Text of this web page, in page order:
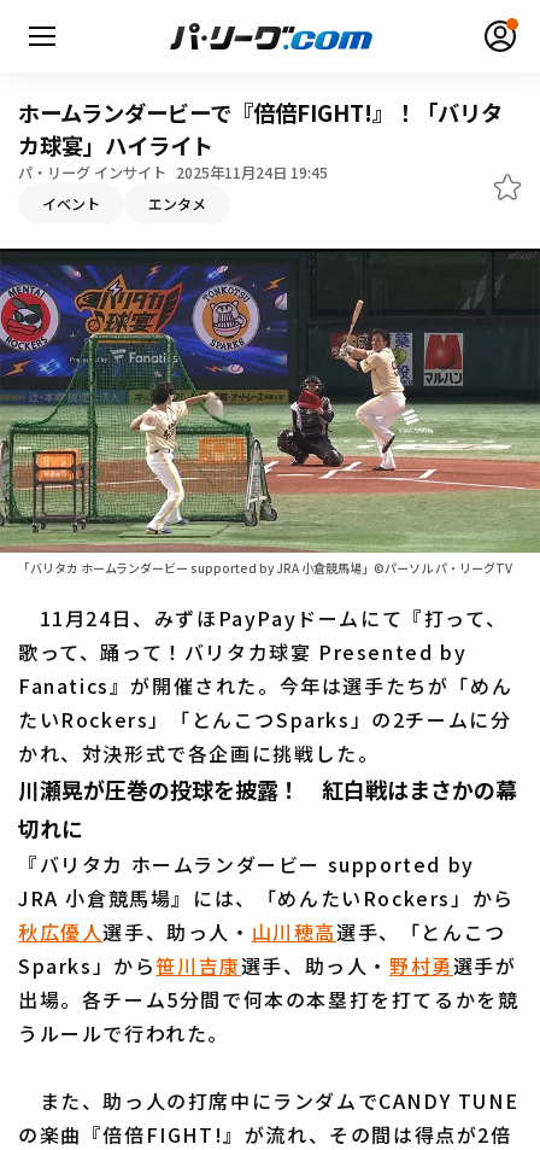
HOME
動画
日程・結果
順位表･成績
1軍公式戦
ファーム東地区
ファーム西地区
交流戦
選手名鑑
選手名鑑トップ
北海道日本ハムファイターズ
東北楽天ゴールデンイーグルス
埼玉西武ライオンズ
千葉ロッテマリーンズ
福岡ソフトバンクホークス
ニュース
設定
ホームランダービーで『倍倍FIGHT!』！「バリタ
カ球宴」ハイライト
パ・リーグ インサイト 2025年11月24日 19:45
イベント エンタメ
「バリタカ ホームランダービー supported by JRA 小倉競馬場」©パーソル パ・リーグTV
11月24日、みずほPayPayドームにて『打って、
歌って、踊って！バリタカ球宴 Presented by
Fanatics』が開催された。今年は選手たちが「めん
たいRockers」「とんこつSparks」の2チームに分
かれ、対決形式で各企画に挑戦した。
川瀬晃が圧巻の投球を披露！ 紅白戦はまさかの幕
切れに
『バリタカ ホームランダービー supported by
JRA 小倉競馬場』には、「めんたいRockers」から
秋広優人選手、助っ人・ 山川穂高選手、「とんこつ
Sparks」から笹川吉康選手、助っ人・野村勇選手が
出場。各チーム5分間で何本の本塁打を打てるかを競
うルールで行われた。
また、助っ人の打席中にランダムでCANDY TUNE
の楽曲『倍倍FIGHT!』が流れ、その間は得点が2倍